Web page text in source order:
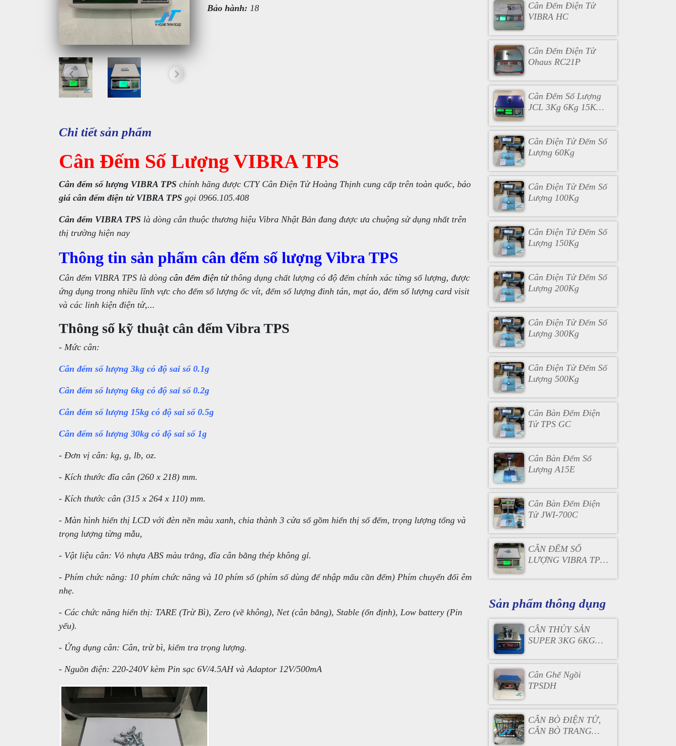
Bảo hành: 18
Chi tiết sản phẩm
Cân Đếm Số Lượng VIBRA TPS
Cân đếm số lượng VIBRA TPS chính hãng được CTY Cân Điện Tử Hoàng Thịnh cung cấp trên toàn quốc, báo
giá cân đếm điện tử VIBRA TPS gọi 0966.105.408
Cân đếm VIBRA TPS là dòng cân thuộc thương hiệu Vibra Nhật Bản đang được ưa chuộng sử dụng nhất trên
thị trường hiện nay
Thông tin sản phẩm cân đếm số lượng Vibra TPS
Cân đếm VIBRA TPS là dòng cân đếm điện tửthông dụng chất lượng có độ đếm chính xác từng số lượng, được
ứng dụng trong nhiều lĩnh vực cho đếm số lượng ốc vít, đếm số lượng đinh tán, mạt áo, đếm số lượng card visit
và các linh kiện điện tử,...
Thông số kỹ thuật cân đếm Vibra TPS
- Mức cân:
Cân đếm số lượng 3kg có độ sai số 0.1g
Cân đếm số lượng 6kg có độ sai số 0.2g
Cân đếm số lượng 15kg có độ sai số 0.5g
Cân đếm số lượng 30kg có độ sai số 1g
- Đơn vị cân: kg, g, lb, oz.
- Kích thước đĩa cân (260 x 218) mm.
- Kích thước cân (315 x 264 x 110) mm.
- Màn hình hiển thị LCD với đèn nền màu xanh, chia thành 3 cửa sổ gồm hiển thị số đếm, trọng lượng tổng và
trọng lượng từng mẫu,
- Vật liệu cân: Vỏ nhựa ABS màu trắng, đĩa cân bằng thép không gỉ.
- Phím chức năng: 10 phím chức năng và 10 phím số (phím số dùng để nhập mẩu cần đếm) Phím chuyển đổi êm
nhẹ.
- Các chức năng hiển thị: TARE (Trừ Bì), Zero (về không), Net (cân bằng), Stable (ổn định), Low battery (Pin
yếu).
- Ứng dụng cân: Cân, trừ bì, kiểm tra trọng lượng.
- Nguồn điện: 220-240V kèm Pin sạc 6V/4.5AH và Adaptor 12V/500mA
Cân Đếm Điện Tử
VIBRA HC
Cân Đếm Điện Tử
Ohaus RC21P
Cân Đếm Số Lượng
JCL 3Kg 6Kg 15KG
Cân Điện Tử Đếm Số
Lượng 60Kg
Cân Điện Tử Đếm Số
Lượng 100Kg
Cân Điện Tử Đếm Số
Lượng 150Kg
Cân Điện Tử Đếm Số
Lượng 200Kg
Cân Điện Tử Đếm Số
Lượng 300Kg
Cân Điện Tử Đếm Số
Lượng 500Kg
Cân Bàn Đếm Điện
Tử TPS GC
Cân Bàn Đếm Số
Lượng A15E
Cân Bàn Đếm Điện
Tử JWI-700C
CÂN ĐẾM SỐ
LƯỢNG VIBRA TPS
Sản phẩm thông dụng
CÂN THỦY SẢN
SUPER 3KG 6KG
Cân Ghế Ngồi
TPSDH
CÂN BÒ ĐIỆN TỬ,
CÂN BÒ TRANG